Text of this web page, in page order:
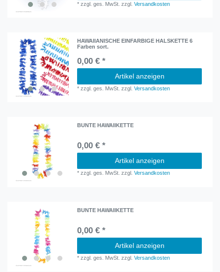
*zzgl. ges. MwSt. zzgl.Versandkosten
HAWAIIANISCHE EINFARBIGE HALSKETTE 6
Farben sort.
0,00 € *
Artikel anzeigen
*zzgl. ges. MwSt. zzgl.Versandkosten
BUNTE HAWAIIKETTE
0,00 € *
Artikel anzeigen
*zzgl. ges. MwSt. zzgl.Versandkosten
BUNTE HAWAIIKETTE
0,00 € *
Artikel anzeigen
*zzgl. ges. MwSt. zzgl.Versandkosten